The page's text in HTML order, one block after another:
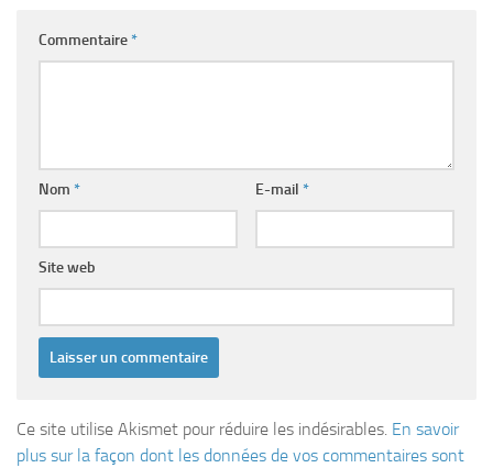
Commentaire*
Nom * E-mail *
Site web
Ce site utilise Akismet pour réduire les indésirables. En savoir
plus sur la façon dont les données de vos commentaires sont